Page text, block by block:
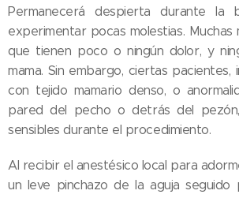
Permanecerá despierta durante la
experimentar pocas molestias. Muchas
que tienen poco o ningún dolor, y
mama. Sin embargo, ciertas pacientes,
con tejido mamario denso, o
pared del pecho o detrás del
sensibles durante el procedimiento.
Al recibir el anestésico local para
un leve pinchazo de la aguja seguido